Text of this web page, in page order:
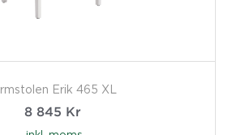
Erik 465 XL
8 845 Kr